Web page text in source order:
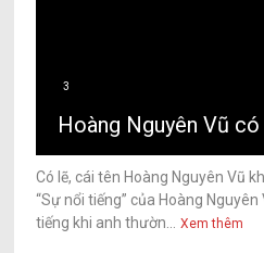
3
Hoàng Nguyên Vũ
Có lẽ, cái tên Hoàng Nguyên Vũ
“Sự nổi tiếng” của Hoàng
tiếng khi anh thườn...
Xem thêm